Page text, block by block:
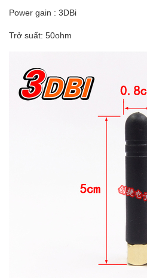
Power gain : 3DBi
Trở suất: 50ohm